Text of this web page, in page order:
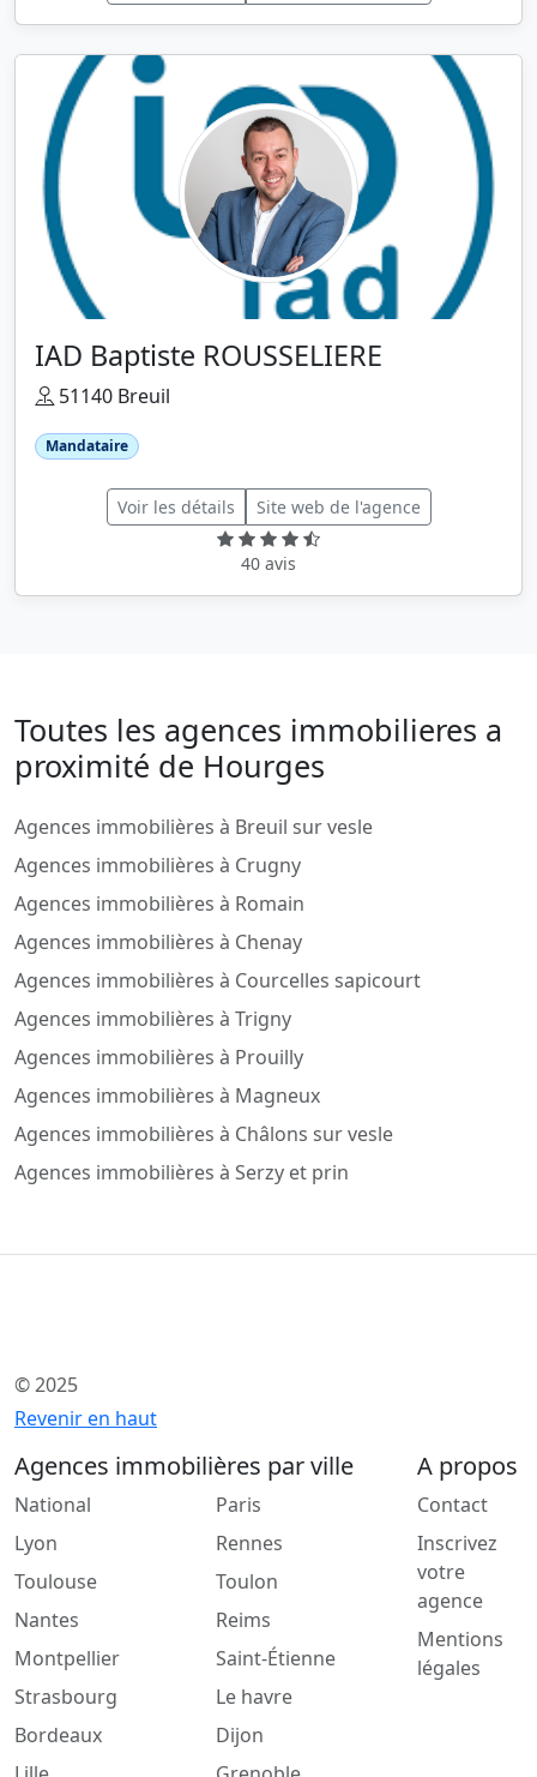
IAD Baptiste ROUSSELIERE
51140 Breuil
Mandataire
Voir les détails Site web de l'agence
40 avis
Toutes les agences immobilieres a
proximité de Hourges
Agences immobilières à Breuil sur vesle
Agences immobilières à Crugny
Agences immobilières à Romain
Agences immobilières à Chenay
Agences immobilières à Courcelles sapicourt
Agences immobilières à Trigny
Agences immobilières à Prouilly
Agences immobilières à Magneux
Agences immobilières à Châlons sur vesle
Agences immobilières à Serzy et prin
© 2025
Revenir en haut
Agences immobilières par ville
National
Lyon
Toulouse
Nantes
Montpellier
Strasbourg
Bordeaux
Paris
Rennes
Toulon
Reims
Saint-Étienne
Le havre
Dijon
A propos
Contact
Inscrivez
votre
agence
Mentions
légales